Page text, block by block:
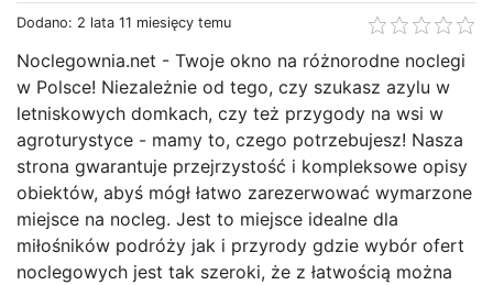
Dodano: 2 lata 11 miesięcy temu
Noclegownia.net - Twoje okno na różnorodne noclegi
w Polsce! Niezależnie od tego, czy szukasz azylu w
letniskowych domkach, czy też przygody na wsi w
agroturystyce - mamy to, czego potrzebujesz! Nasza
strona gwarantuje przejrzystość i kompleksowe opisy
obiektów, abyś mógł łatwo zarezerwować wymarzone
miejsce na nocleg. Jest to miejsce idealne dla
miłośników podróży jak i przyrody gdzie wybór ofert
noclegowych jest tak szeroki, że z łatwością można